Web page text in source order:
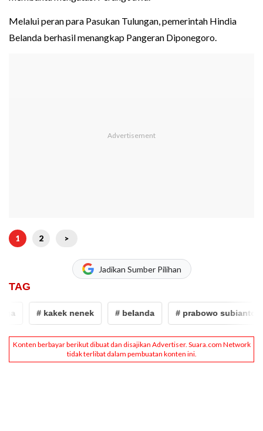
Melalui peran para Pasukan Tulungan, pemerintah Hindia
Belanda berhasil menangkap Pangeran Diponegoro.
1 2 >
Jadikan Sumber Pilihan
TAG
# kakek nenek # belanda # prabowo subianto